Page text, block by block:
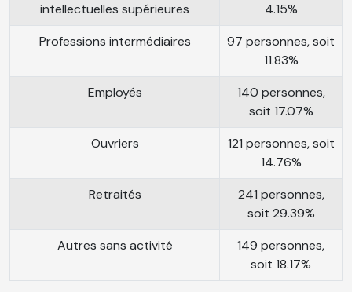
intellectuelles supérieures
4.15%
Professions intermédiaires
97 personnes, soit
11.83%
Employés
140 personnes,
soit 17.07%
Ouvriers
121 personnes, soit
14.76%
Retraités
241 personnes,
soit 29.39%
Autres sans activité
149 personnes,
soit 18.17%